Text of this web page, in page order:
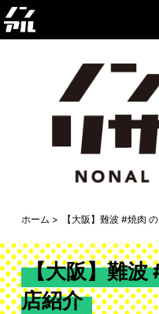
ホーム 【大阪】難波 #焼肉
【大阪】難波
店紹介